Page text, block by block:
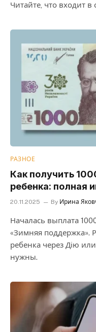
Читайте, что входит
РАЗНОЕ
Как получить
ребенка: полная
20.11.2025 By Ирина
Началась выплата
«Зимняя поддержка».
ребенка через Дію
нужны.